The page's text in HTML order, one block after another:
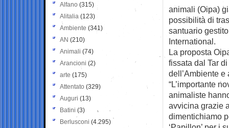
animali (Oipa)
possibilità di
santuario
International.
La proposta
fissata dal Tar
dell’Ambiente
“L’importante
animaliste
avvicina grazie
dimentichiamo
Alfano (315)
Alitalia (123)
Ambiente (341)
AN (210)
Animali (74)
Arancioni (2)
arte (175)
Attentato (329)
Auguri (13)
Batini (3)
Berlusconi (4.295)